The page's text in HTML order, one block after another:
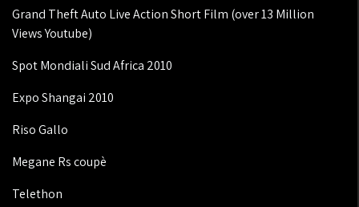
Grand Theft Auto Live Action Short Film (over 13 Million
Views Youtube)
Spot Mondiali Sud Africa 2010
Expo Shangai 2010
Riso Gallo
Megane Rs coupè
Telethon